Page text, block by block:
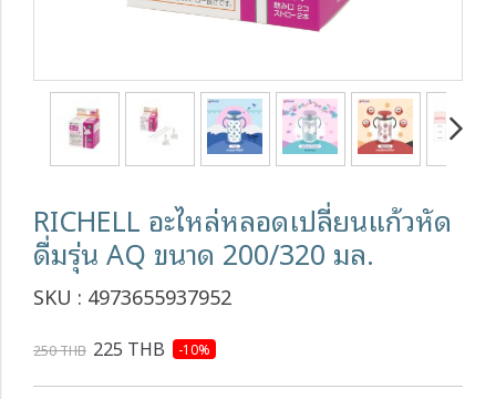
RICHELL อะไหล่หลอดเปลี่ยนแก้วหัด
ดื่มรุ่น AQ ขนาด 200/320 มล.
SKU : 4973655937952
250 THB 225 THB -10%